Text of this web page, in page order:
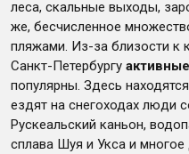
леса, скальные выходы,
же, бесчисленное
пляжами. Из-за близости к
Санкт-Петербургу
популярны. Здесь
ездят на снегоходах люди
Рускеальский каньон,
сплава Шуя и Укса и